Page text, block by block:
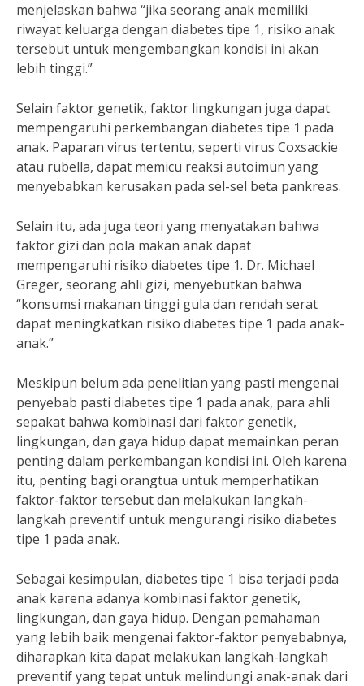
menjelaskan bahwa “jika seorang anak memiliki
riwayat keluarga dengan diabetes tipe 1, risiko anak
tersebut untuk mengembangkan kondisi ini akan
lebih tinggi.”
Selain faktor genetik, faktor lingkungan juga dapat
mempengaruhi perkembangan diabetes tipe 1 pada
anak. Paparan virus tertentu, seperti virus Coxsackie
atau rubella, dapat memicu reaksi autoimun yang
menyebabkan kerusakan pada sel-sel beta pankreas.
Selain itu, ada juga teori yang menyatakan bahwa
faktor gizi dan pola makan anak dapat
mempengaruhi risiko diabetes tipe 1. Dr. Michael
Greger, seorang ahli gizi, menyebutkan bahwa
“konsumsi makanan tinggi gula dan rendah serat
dapat meningkatkan risiko diabetes tipe 1 pada anak-
anak.”
Meskipun belum ada penelitian yang pasti mengenai
penyebab pasti diabetes tipe 1 pada anak, para ahli
sepakat bahwa kombinasi dari faktor genetik,
lingkungan, dan gaya hidup dapat memainkan peran
penting dalam perkembangan kondisi ini. Oleh karena
itu, penting bagi orangtua untuk memperhatikan
faktor-faktor tersebut dan melakukan langkah-
langkah preventif untuk mengurangi risiko diabetes
tipe 1 pada anak.
Sebagai kesimpulan, diabetes tipe 1 bisa terjadi pada
anak karena adanya kombinasi faktor genetik,
lingkungan, dan gaya hidup. Dengan pemahaman
yang lebih baik mengenai faktor-faktor penyebabnya,
diharapkan kita dapat melakukan langkah-langkah
preventif yang tepat untuk melindungi anak-anak dari